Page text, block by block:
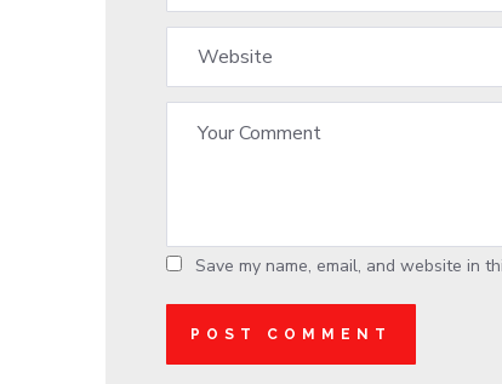
Save my name, email, and website in